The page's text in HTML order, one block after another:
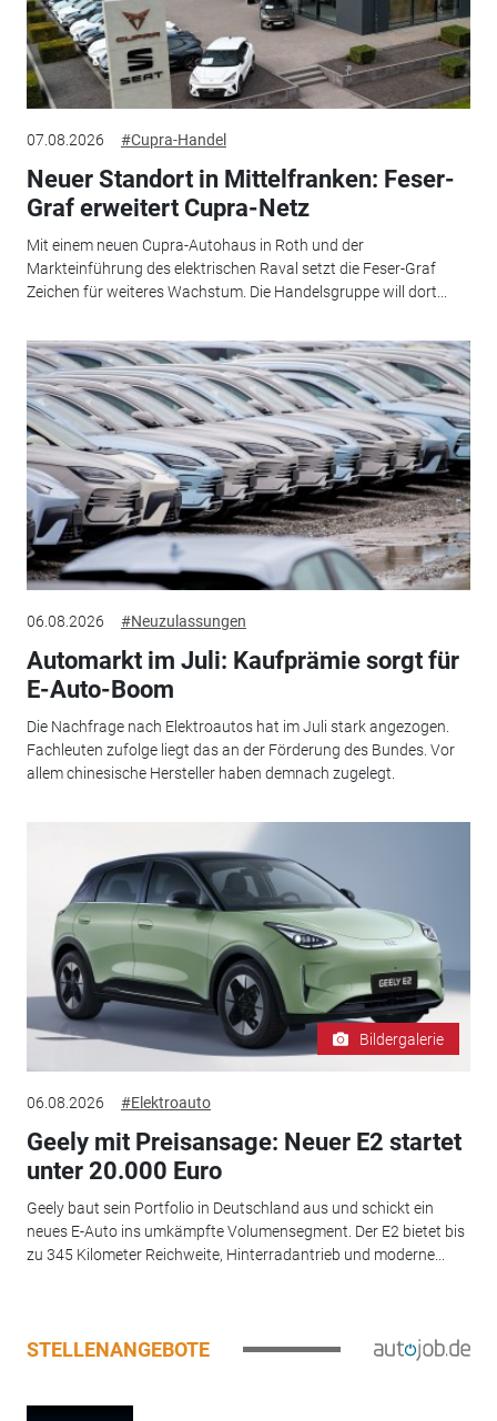
07.08.2026 #Cupra-Handel
Neuer Standort in Mittelfranken: Feser-
Graf erweitert Cupra-Netz
Mit einem neuen Cupra-Autohaus in Roth und der
Markteinführung des elektrischen Raval setzt die Feser-Graf
Zeichen für weiteres Wachstum. Die Handelsgruppe will dort...
06.08.2026 #Neuzulassungen
Automarkt im Juli: Kaufprämie sorgt für
E-Auto-Boom
Die Nachfrage nach Elektroautos hat im Juli stark angezogen.
Fachleuten zufolge liegt das an der Förderung des Bundes. Vor
allem chinesische Hersteller haben demnach zugelegt.
Bildergalerie
06.08.2026 #Elektroauto
Geely mit Preisansage: Neuer E2 startet
unter 20.000 Euro
Geely baut sein Portfolio in Deutschland aus und schickt ein
neues E-Auto ins umkämpfte Volumensegment. Der E2 bietet bis
zu 345 Kilometer Reichweite, Hinterradantrieb und moderne...
STELLENANGEBOTE